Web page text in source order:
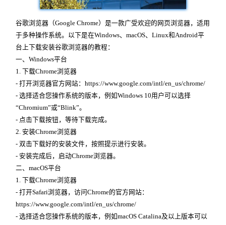
谷歌浏览器（Google Chrome）是一款广受欢迎的网页浏览器，适用
于多种操作系统。以下是在Windows、macOS、Linux和Android平
台上下载安装谷歌浏览器的教程：
一、Windows平台
1. 下载Chrome浏览器
- 打开浏览器官方网站：https://www.google.com/intl/en_us/chrome/
- 选择适合您操作系统的版本，例如Windows 10用户可以选择
“Chromium”或“Blink”。
- 点击下载按钮，等待下载完成。
2. 安装Chrome浏览器
- 双击下载好的安装文件，按照提示进行安装。
- 安装完成后，启动Chrome浏览器。
二、macOS平台
1. 下载Chrome浏览器
- 打开Safari浏览器，访问Chrome的官方网站：
https://www.google.com/intl/en_us/chrome/
- 选择适合您操作系统的版本，例如macOS Catalina及以上版本可以